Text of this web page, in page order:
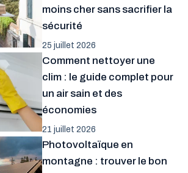
moins cher sans sacrifier la
sécurité
25 juillet 2026
Comment nettoyer une
clim : le guide complet pour
un air sain et des
économies
21 juillet 2026
Photovoltaïque en
montagne : trouver le bon